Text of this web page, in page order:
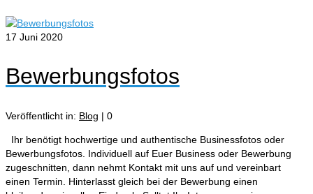
17 Juni 2020
Bewerbungsfotos
Veröffentlicht in: Blog | 0
Ihr benötigt hochwertige und authentische Businessfotos oder
Bewerbungsfotos. Individuell auf Euer Business oder Bewerbung
zugeschnitten, dann nehmt Kontakt mit uns auf und vereinbart
einen Termin. Hinterlasst gleich bei der Bewerbung einen